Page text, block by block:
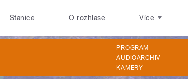
Stanice O rozhlase Více
PROGRAM
AUDIOARCHIV
KAMERY